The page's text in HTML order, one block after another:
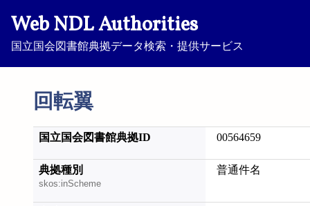
Web NDL Authorities
国立国会図書館典拠データ検索・提供サービス
回転翼
国立国会図書館典拠ID 00564659
典拠種別
skos:inScheme
普通件名